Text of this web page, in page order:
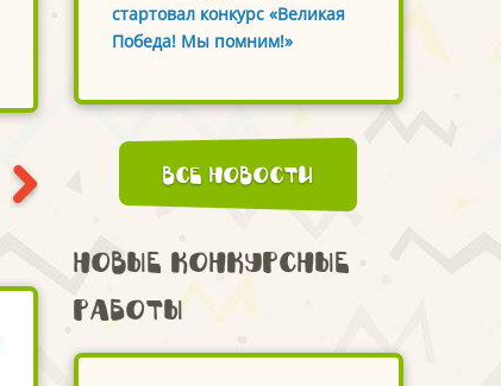
стартовал конкурс «Великая
Победа! Мы помним!»
Все новости
Новые конкурсные
работы